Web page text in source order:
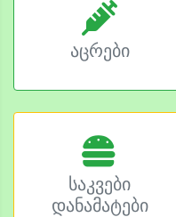
აცრები
საკვები
დანამატები